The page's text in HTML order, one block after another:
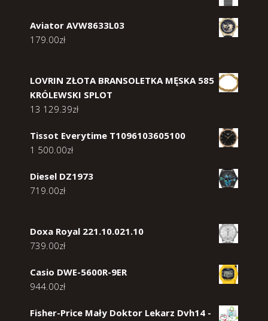
Aviator AVW8633L03
179.00zł
LOVRIN ZŁOTA BRANSOLETKA MĘSKA 585
KRÓLEWSKI SPLOT
13 129.39zł
Tissot Everytime T1096103605100
1 500.00zł
Diesel DZ1973
719.00zł
Doxa Royal 221.10.021.10
739.00zł
Casio DWE-5600R-9ER
944.00zł
Fisher-Price Mały Doktor Lekarz Dvh14 -